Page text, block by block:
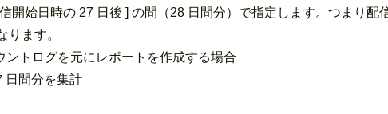
開始日時の 27 日後 ] の間（28 日間分）で指定します。つまり
ります。
トログを元にレポートを作成する場合
日間分を集計